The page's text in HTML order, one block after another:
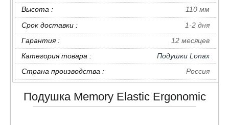
Высота :
110 мм
Срок доставки :
1-2 дня
Гарантия :
12 месяцев
Категория товара :
Подушки Lonax
Страна производства :
Россия
Подушка Memory Elastic Ergonomic